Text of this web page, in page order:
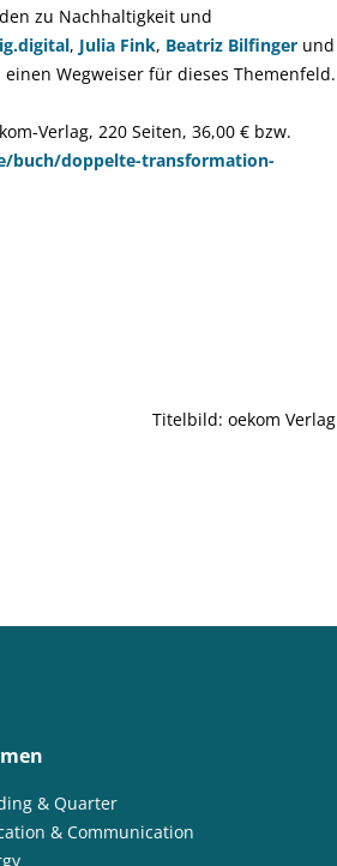
zu Nachhaltigkeit und
, Julia Fink, Beatriz Bilfinger und
Wegweiser für dieses Themenfeld.
Verlag, 220 Seiten, 36,00 € bzw.
buch/doppelte-transformation-
Titelbild: oekom Verlag
& Quarter
& Communication